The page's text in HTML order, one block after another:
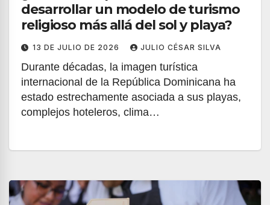
desarrollar un modelo de turismo
religioso más allá del sol y playa?
13 DE JULIO DE 2026 JULIO CÉSAR SILVA
Durante décadas, la imagen turística
internacional de la República Dominicana ha
estado estrechamente asociada a sus playas,
complejos hoteleros, clima…